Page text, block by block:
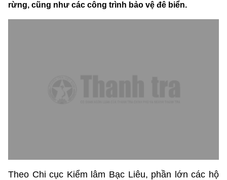
rừng, cũng như các công trình bảo vệ đê biển.
Theo Chi cục Kiểm lâm Bạc Liêu, phần lớn các hộ